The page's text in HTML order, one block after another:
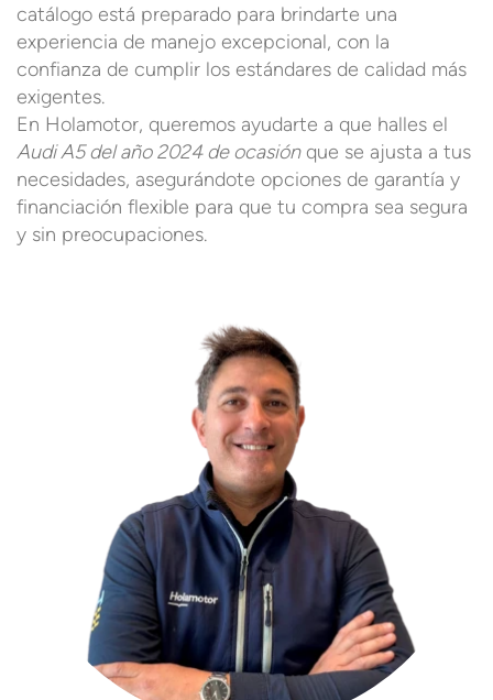
catálogo está preparado para brindarte una
experiencia de manejo excepcional, con la
confianza de cumplir los estándares de calidad más
exigentes.
En Holamotor, queremos ayudarte a que halles el
Audi A5 del año 2024 de ocasiónque se ajusta a tus
necesidades, asegurándote opciones de garantía y
financiación flexible para que tu compra sea segura
y sin preocupaciones.